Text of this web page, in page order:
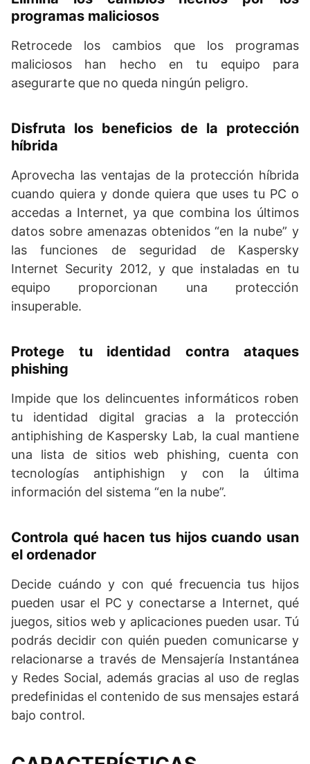
programas maliciosos
Retrocede los cambios que los programas
maliciosos han hecho en tu equipo para
asegurarte que no queda ningún peligro.
Disfruta los beneficios de la protección
híbrida
Aprovecha las ventajas de la protección híbrida
cuando quiera y donde quiera que uses tu PC o
accedas a Internet, ya que combina los últimos
datos sobre amenazas obtenidos “en la nube” y
las funciones de seguridad de Kaspersky
Internet Security 2012, y que instaladas en tu
equipo proporcionan una protección
insuperable.
Protege tu identidad contra ataques
phishing
Impide que los delincuentes informáticos roben
tu identidad digital gracias a la protección
antiphishing de Kaspersky Lab, la cual mantiene
una lista de sitios web phishing, cuenta con
tecnologías antiphishign y con la última
información del sistema “en la nube”.
Controla qué hacen tus hijos cuando usan
el ordenador
Decide cuándo y con qué frecuencia tus hijos
pueden usar el PC y conectarse a Internet, qué
juegos, sitios web y aplicaciones pueden usar. Tú
podrás decidir con quién pueden comunicarse y
relacionarse a través de Mensajería Instantánea
y Redes Social, además gracias al uso de reglas
predefinidas el contenido de sus mensajes estará
bajo control.